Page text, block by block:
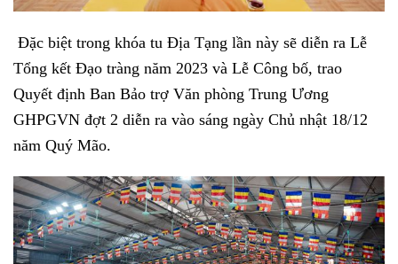
Đặc biệt trong khóa tu Địa Tạng lần này sẽ diễn ra Lễ
Tổng kết Đạo tràng năm 2023 và Lễ Công bố, trao
Quyết định Ban Bảo trợ Văn phòng Trung Ương
GHPGVN đợt 2 diễn ra vào sáng ngày Chủ nhật 18/12
năm Quý Mão.